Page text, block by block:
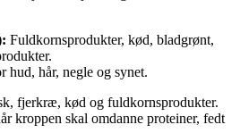
Fuldkornsprodukter, kød, bladgrønt,
hud, hår, negle og synet.
fjerkræ, kød og fuldkornsprodukter.
kroppen skal omdanne proteiner, fedt